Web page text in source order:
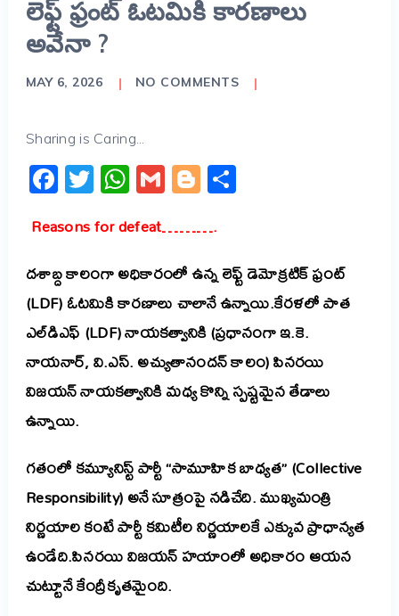
లెఫ్ట్ ఫ్రంట్ ఓటమికి కారణాలు
అవేనా ?
MAY 6, 2026 NO COMMENTS
Sharing is Caring...
Facebook
Twitter
WhatsApp
GmailBlogger
Share
Reasons for defeat……….
దశాబ్ద కాలంగా అధికారంలో ఉన్న లెఫ్ట్ డెమోక్రటిక్ ఫ్రంట్
(LDF) ఓటమికి కారణాలు చాలానే ఉన్నాయి.కేరళలో పాత
ఎల్‌డిఎఫ్ (LDF) నాయకత్వానికి (ప్రధానంగా ఇ.కె.
నాయనార్, వి.ఎస్. అచ్యుతానందన్ కాలం) పినరయి
విజయన్ నాయకత్వానికి మధ్య కొన్ని స్పష్టమైన తేడాలు
ఉన్నాయి.
గతంలో కమ్యూనిస్ట్ పార్టీ “సామూహిక బాధ్యత” (Collective
Responsibility) అనే సూత్రంపై నడిచేది. ముఖ్యమంత్రి
నిర్ణయాల కంటే పార్టీ కమిటీల నిర్ణయాలకే ఎక్కువ ప్రాధాన్యత
ఉండేది.పినరయి విజయన్ హయాంలో అధికారం ఆయన
చుట్టూనే కేంద్రీకృతమైంది.